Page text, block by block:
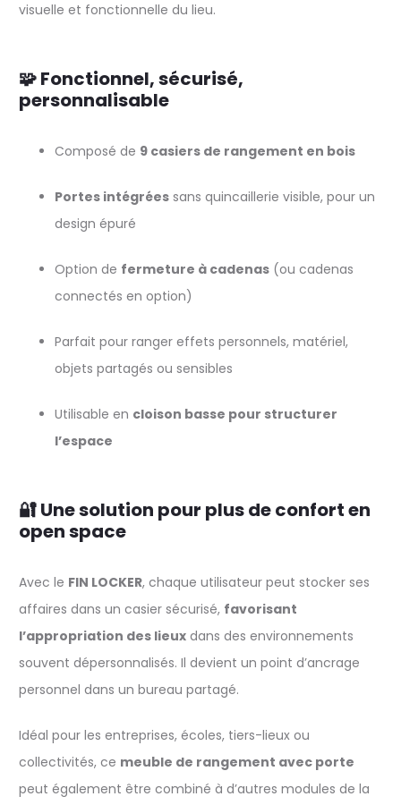
visuelle et fonctionnelle du lieu.
🧩 Fonctionnel, sécurisé,
personnalisable
Composé de 9 casiers de rangement en bois
Portes intégrées sans quincaillerie visible, pour un
design épuré
Option de fermeture à cadenas (ou cadenas
connectés en option)
Parfait pour ranger effets personnels, matériel,
objets partagés ou sensibles
Utilisable en cloison basse pour structurer
l’espace
🔐 Une solution pour plus de confort en
open space
Avec le FIN LOCKER, chaque utilisateur peut stocker ses
affaires dans un casier sécurisé, favorisant
l’appropriation des lieux dans des environnements
souvent dépersonnalisés. Il devient un point d’ancrage
personnel dans un bureau partagé.
Idéal pour les entreprises, écoles, tiers-lieux ou
collectivités, ce meuble de rangement avec porte
peut également être combiné à d’autres modules de la